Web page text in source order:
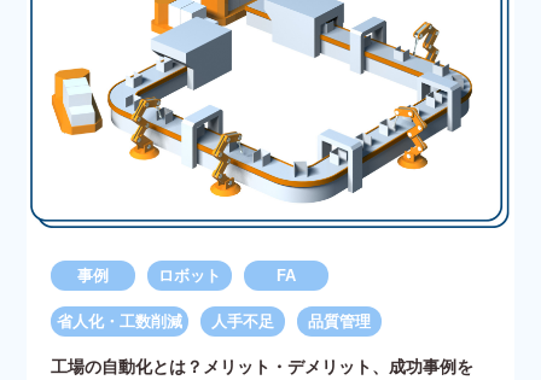
事例 ロボット FA
省人化・工数削減 人手不足 品質管理
工場の自動化とは？メリット・デメリット、成功事例を